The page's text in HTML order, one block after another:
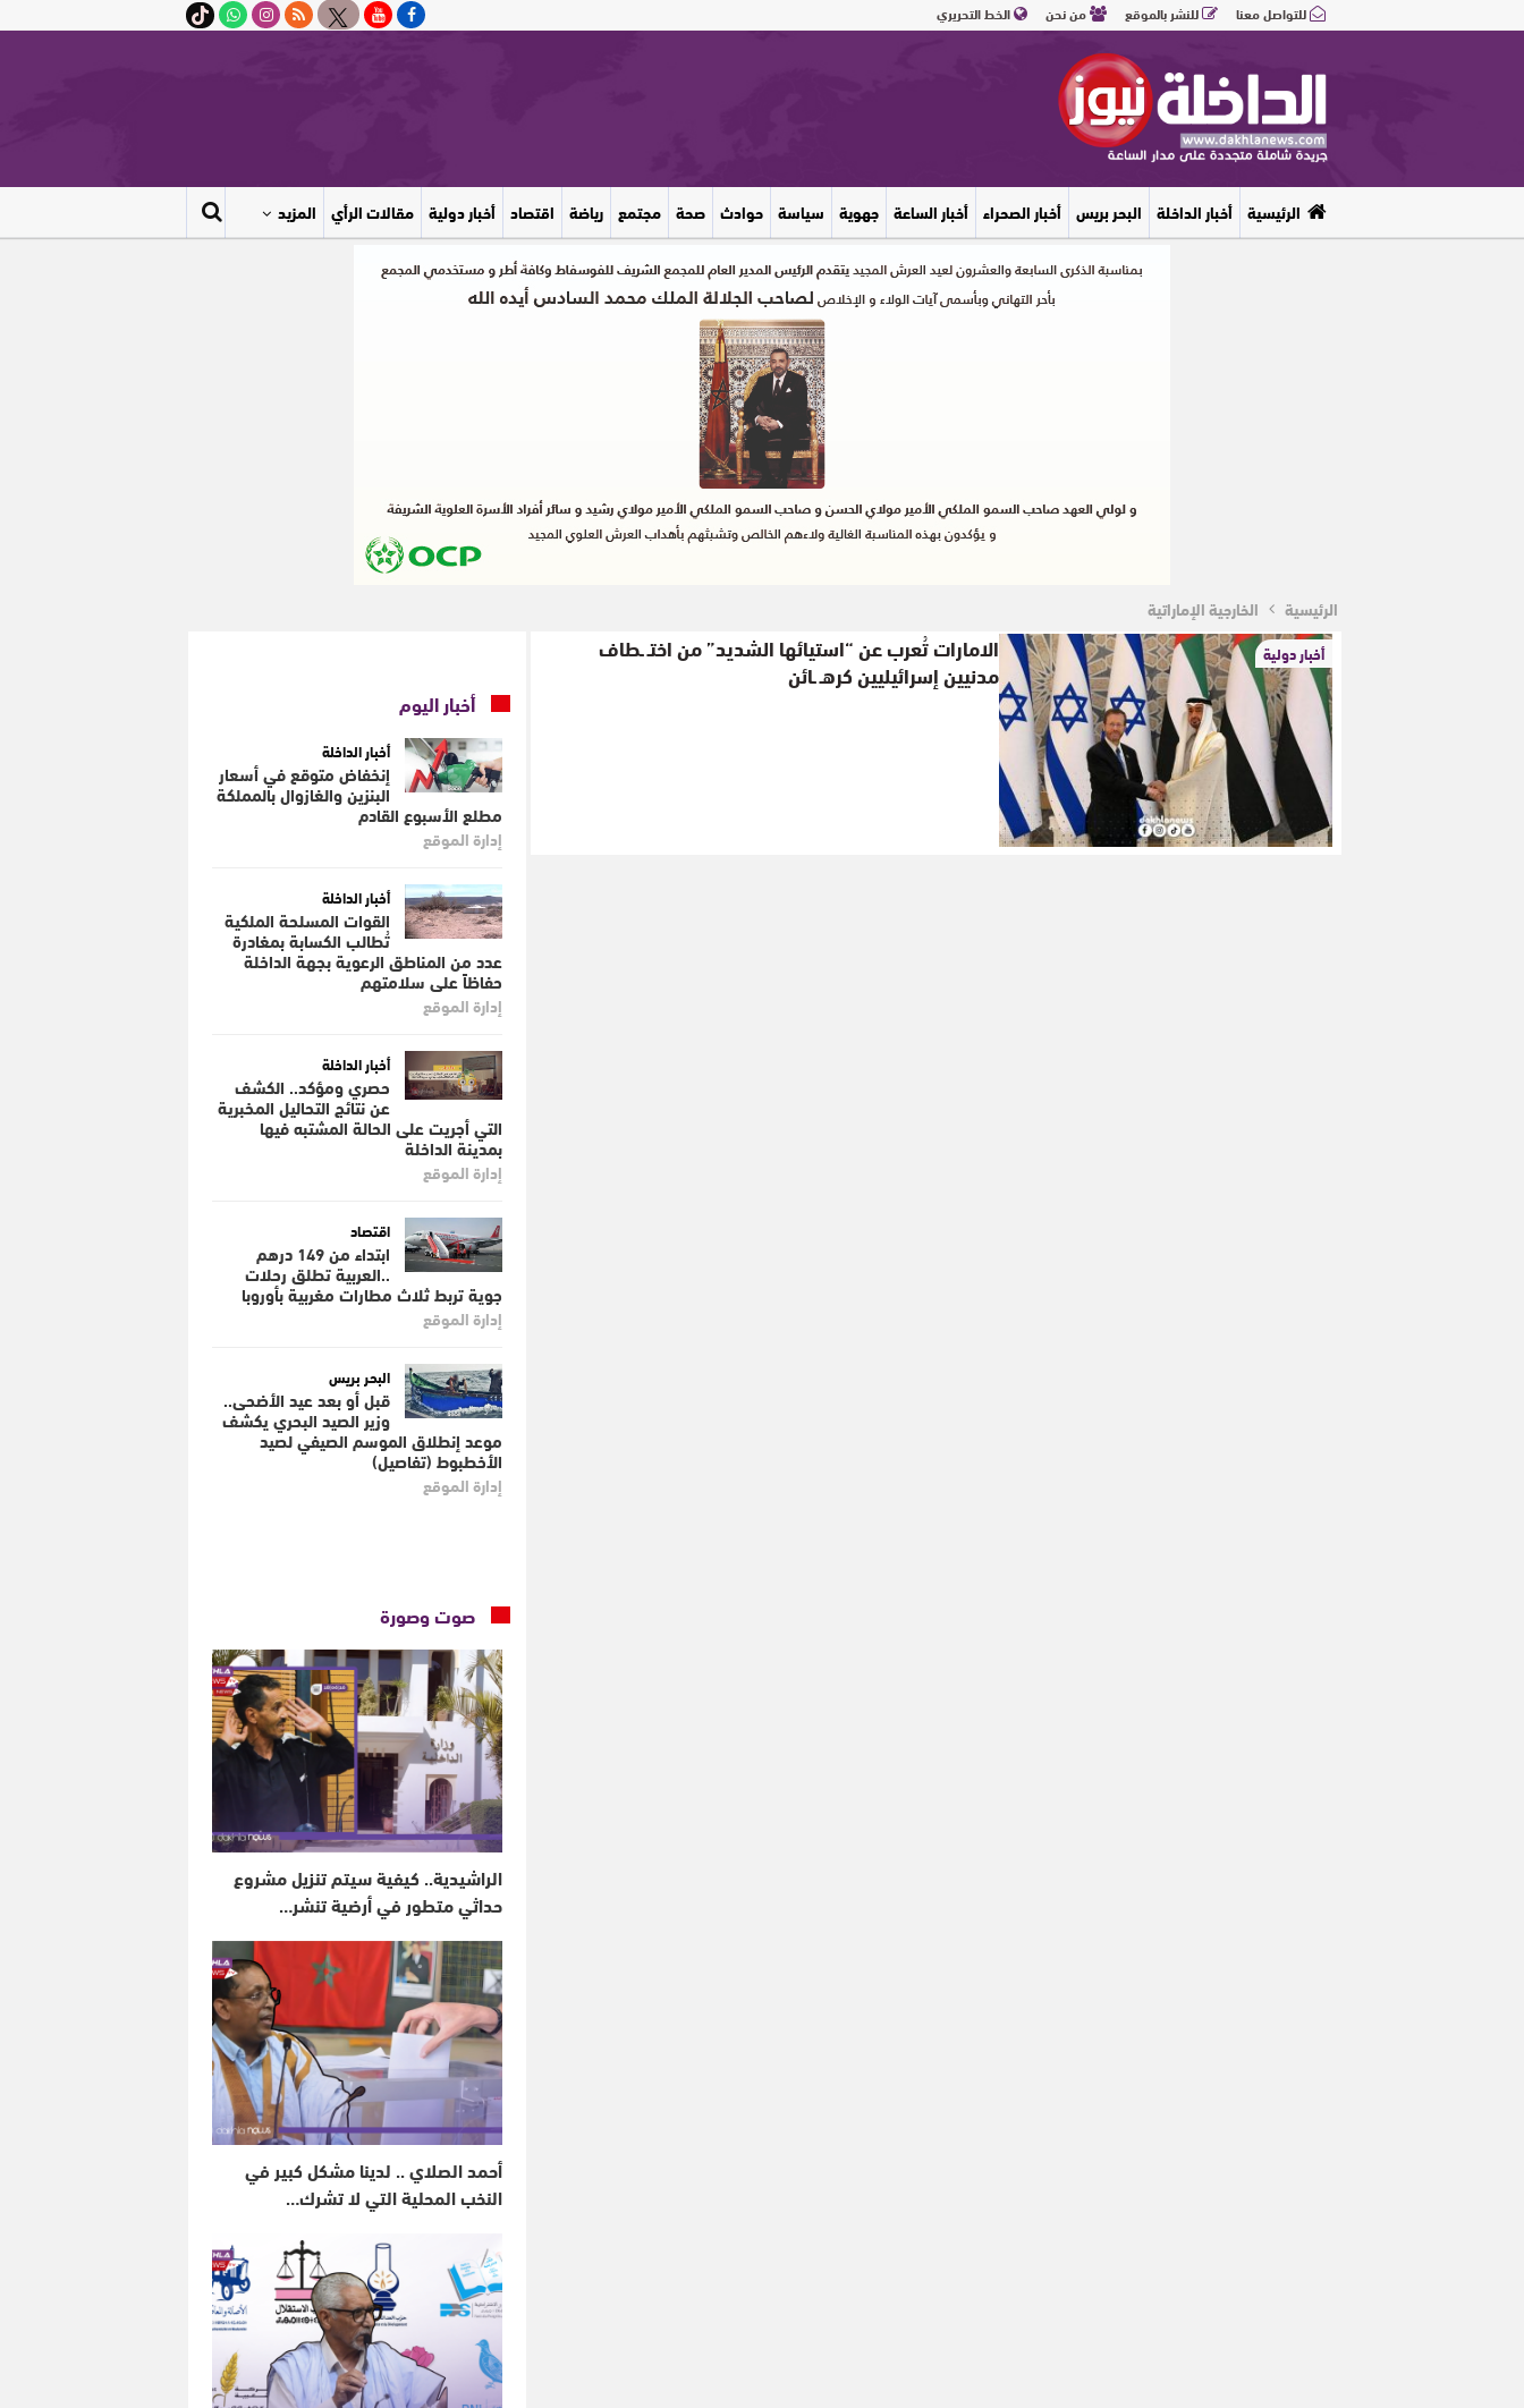
للتواصل معنا للنشر بالموقع من نحن الخط التحريري
الرئيسية أخبار الداخلة البحر بريس أخبار الصحراء أخبار الساعة جهوية سياسة حوادث صحة مجتمع رياضة اقتصاد أخبار دولية مقالات الرأي المزيد
الرئيسية الخارجية الإماراتية
أخبار دولية الامارات تُعرب عن “استيائها الشديد” من اختـ ـطاف
مدنيين إسرائيليين كرهـ ـائن
أخبار اليوم
أخبار الداخلة
إنخفاض متوقع في أسعار
البنزين والغازوال بالمملكة
مطلع الأسبوع القادم
إدارة الموقع
أخبار الداخلة
القوات المسلحة الملكية
تُطالب الكسابة بمغادرة
عدد من المناطق الرعوية بجهة الداخلة
حفاظاً على سلامتهم
إدارة الموقع
أخبار الداخلة
حصري ومؤكد.. الكشف
عن نتائج التحاليل المخبرية
التي أجريت على الحالة المشتبه فيها
بمدينة الداخلة
إدارة الموقع
اقتصاد
ابتداء من 149 درهم
..العربية تطلق رحلات
جوية تربط ثلاث مطارات مغربية بأوروبا
إدارة الموقع
البحر بريس
قبل أو بعد عيد الأضحى..
وزير الصيد البحري يكشف
موعد إنطلاق الموسم الصيفي لصيد
الأخطبوط (تفاصيل)
إدارة الموقع
صوت وصورة
الراشيدية.. كيفية سيتم تنزيل مشروع
حداثي متطور في أرضية تنشر…
أحمد الصلاي .. لدينا مشكل كبير في
النخب المحلية التي لا تشرك…